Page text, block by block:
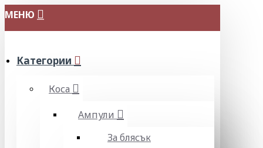
МЕНЮ
Категории
Коса
Ампули
За блясък